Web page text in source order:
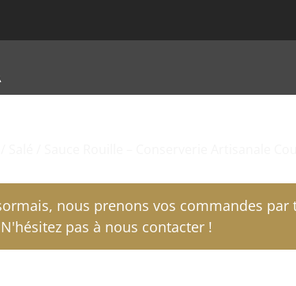
nous prenons vos commandes
pas à nous contacter !